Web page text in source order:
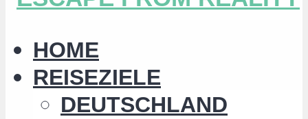
HOME
REISEZIELE
DEUTSCHLAND